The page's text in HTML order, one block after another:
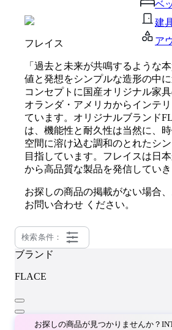
ベ
建
ア
フレイス
「過去と未来が共鳴するような
値と発想をシンプルな造形の中
コンセプトに国産オリジナル家
オランダ・アメリカからインテ
ています。オリジナルブランド
は、機能性と耐久性は当然に、時
空間に溶け込む調和のとれたシ
目指しています。フレイスは日
から高品質な製品を発信していき
お探しの商品の掲載がない場合
お問い合わせ ください。
検索条件：
ブランド
FLACE
お探しの商品が見つかりませんか？